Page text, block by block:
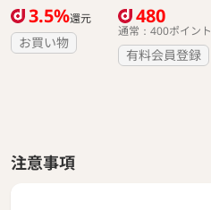
3.5%還元
お買い物
480
通常：400ポイント
有料会員登録
注意事項